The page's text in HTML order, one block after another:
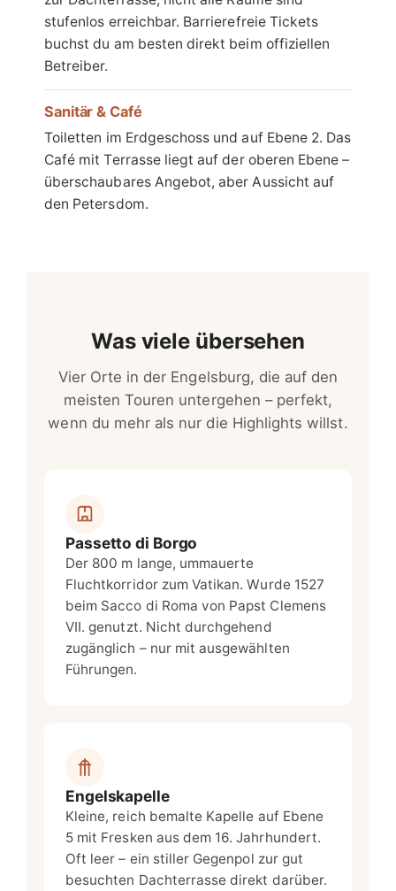
stufenlos erreichbar. Barrierefreie Tickets
buchst du am besten direkt beim offiziellen
Betreiber.
Sanitär & Café
Toiletten im Erdgeschoss und auf Ebene 2. Das
Café mit Terrasse liegt auf der oberen Ebene –
überschaubares Angebot, aber Aussicht auf
den Petersdom.
Was viele übersehen
Vier Orte in der Engelsburg, die auf den
meisten Touren untergehen – perfekt,
wenn du mehr als nur die Highlights willst.
Passetto di Borgo
Der 800 m lange, ummauerte
Fluchtkorridor zum Vatikan. Wurde 1527
beim Sacco di Roma von Papst Clemens
VII. genutzt. Nicht durchgehend
zugänglich – nur mit ausgewählten
Führungen.
Engelskapelle
Kleine, reich bemalte Kapelle auf Ebene
5 mit Fresken aus dem 16. Jahrhundert.
Oft leer – ein stiller Gegenpol zur gut
besuchten Dachterrasse direkt darüber.